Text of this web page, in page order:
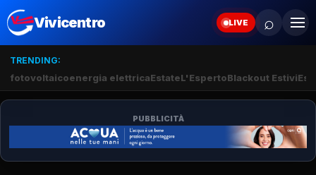
Vivicentro LIVE ⌕
TRENDING:
fotovoltaicoenergia elettricaEstateL'EspertoBlackout Estivi
PUBBLICITÀ